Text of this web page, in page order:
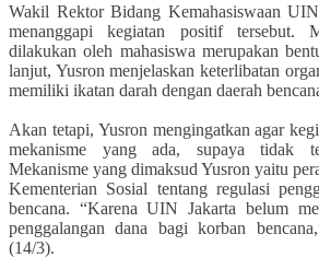
Wakil Rektor Bidang Kemahasiswaan
menanggapi kegiatan positif tersebut.
dilakukan oleh mahasiswa merupakan
lanjut, Yusron menjelaskan keterlibatan
memiliki ikatan darah dengan daerah
Akan tetapi, Yusron mengingatkan agar
mekanisme yang ada, supaya tidak
Mekanisme yang dimaksud Yusron yaitu
Kementerian Sosial tentang regulasi
bencana. “Karena UIN Jakarta belum
penggalangan dana bagi korban
(14/3).